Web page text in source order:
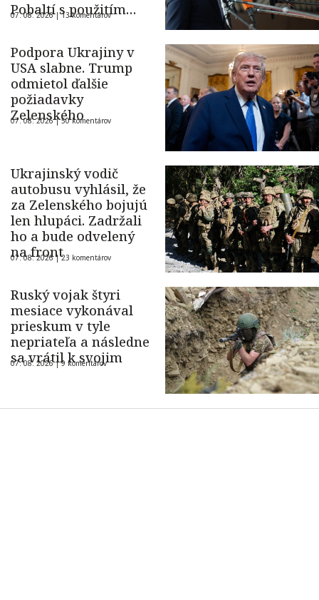
Pobaltí s použitím
ukrajinského dronu
07. 08. 2026 |13 komentárov
Podpora Ukrajiny v
USA slabne. Trump
odmietol ďalšie
požiadavky
Zelenského
07. 08. 2026 |50 komentárov
Ukrajinský vodič
autobusu vyhlásil, že
za Zelenského bojujú
len hlupáci. Zadržali
ho a bude odvelený
na front
07. 08. 2026 |23 komentárov
Ruský vojak štyri
mesiace vykonával
prieskum v tyle
nepriateľa a následne
sa vrátil k svojim
07. 08. 2026 |9 komentárov